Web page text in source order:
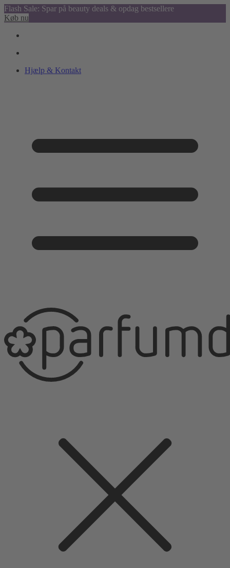
Flash Sale: Spar på beauty deals & opdag bestsellere
Køb nu
Hjælp & Kontakt